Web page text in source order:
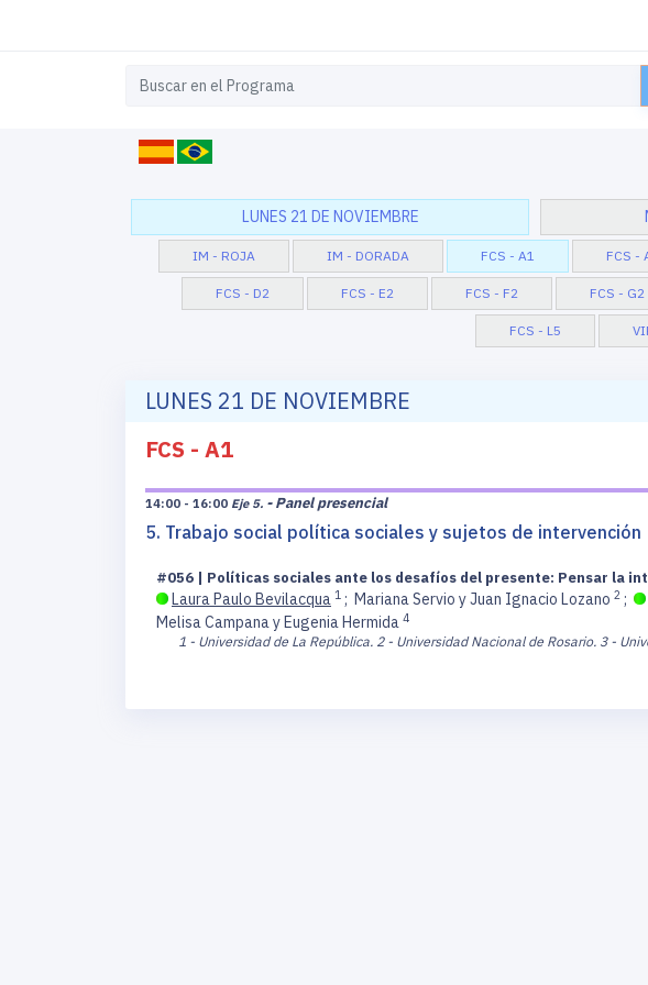
LUNES 21 DE NOVIEMBRE
IM - ROJA IM - DORADA FCS - A1 FCS -
FCS - D2 FCS - E2 FCS - F2 FCS - G2
FCS - L5
LUNES 21 DE NOVIEMBRE
FCS - A1
14:00 - 16:00 Eje 5. - Panel presencial
5. Trabajo social política sociales y sujetos de intervención
#056 | Políticas sociales ante los desafíos del presente: Pensar la
Laura Paulo Bevilacqua 1 ; Mariana Servio y Juan Ignacio Lozano 2 ;
Melisa Campana y Eugenia Hermida 4
1 - Universidad de La República. 2 - Universidad Nacional de Rosario. 3 -